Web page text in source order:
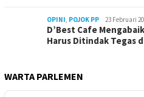
OPINI POJOK PP 23 Februari
D’Best Cafe
Harus Ditindak Tegas
WARTA PARLEMEN